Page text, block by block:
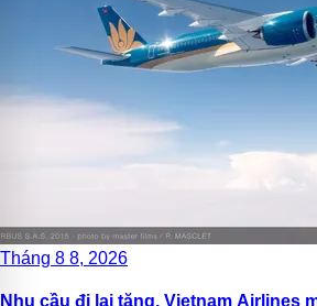
Tháng 8 8, 2026
Nhu cầu đi lại tăng, Vietnam Airlines